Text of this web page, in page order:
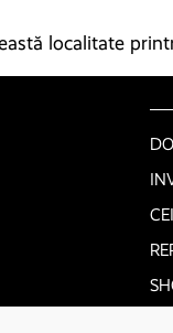
localitate